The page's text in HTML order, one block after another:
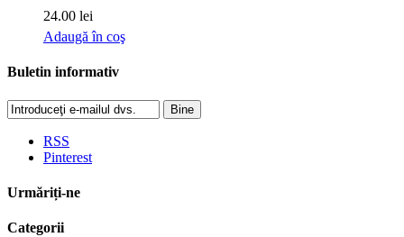
24.00 lei
Adaugă în coş
Buletin informativ
Bine
RSS
Pinterest
Urmăriți-ne
Categorii